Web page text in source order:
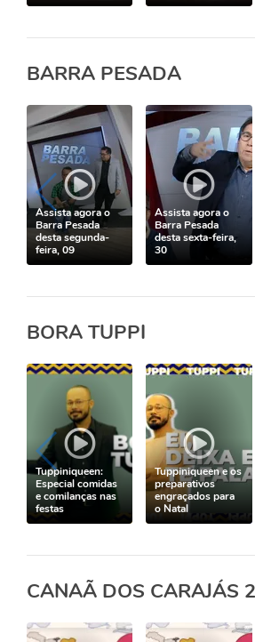
BARRA PESADA
Assista agora o
Barra Pesada
desta segunda-
feira, 09
Assista agora o
Barra Pesada
desta sexta-feira,
30
BORA TUPPI
Tuppiniqueen:
Especial comidas
e comilanças nas
festas
Tuppiniqueen e os
preparativos
engraçados para
o Natal
CANAÃ DOS CARAJÁS